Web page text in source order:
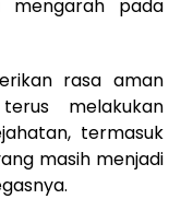
mengarah pada
rasa aman
melakukan
termasuk
masih menjadi